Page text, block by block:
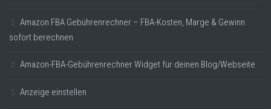
Amazon FBA Gebührenrechner – FBA-Kosten, Marge & Gewinn
sofort berechnen
Amazon-FBA-Gebührenrechner Widget für deinen Blog/Webseite
Anzeige einstellen